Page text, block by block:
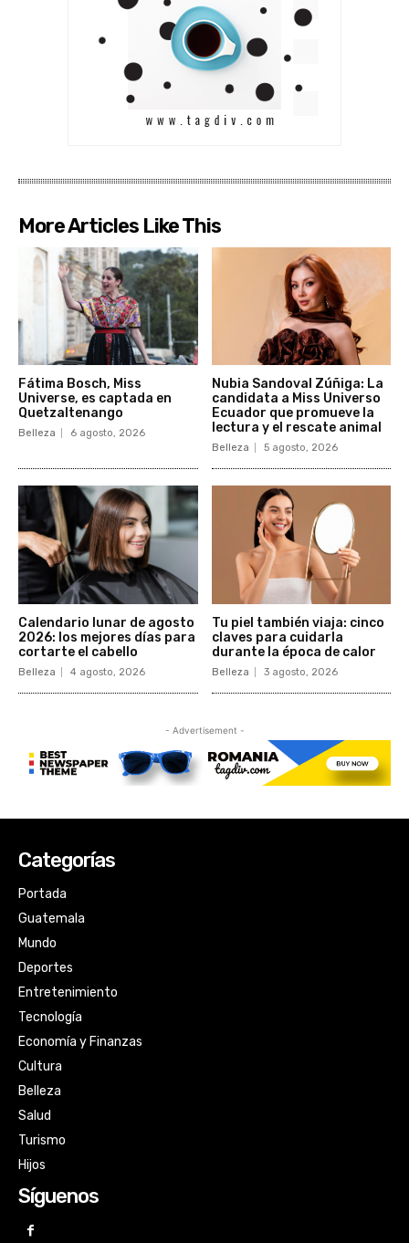
Categorías
Portada
Guatemala
Mundo
Deportes
Entretenimiento
Tecnología
Economía y Finanzas
Cultura
Belleza
Salud
Turismo
Hijos
Síguenos